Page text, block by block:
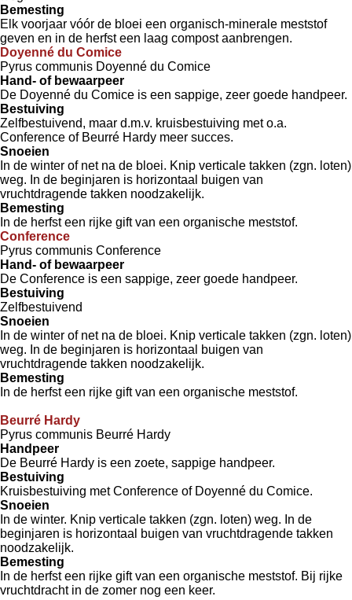
Bemesting
Elk voorjaar vóór de bloei een organisch-minerale meststof
geven en in de herfst een laag compost aanbrengen.
Doyenné du Comice
Pyrus communis Doyenné du Comice
Hand- of bewaarpeer
De Doyenné du Comice is een sappige, zeer goede handpeer.
Bestuiving
Zelfbestuivend, maar d.m.v. kruisbestuiving met o.a.
Conference of Beurré Hardy meer succes.
Snoeien
In de winter of net na de bloei. Knip verticale takken (zgn. loten)
weg. In de beginjaren is horizontaal buigen van
vruchtdragende takken noodzakelijk.
Bemesting
In de herfst een rijke gift van een organische meststof.
Conference
Pyrus communis Conference
Hand- of bewaarpeer
De Conference is een sappige, zeer goede handpeer.
Bestuiving
Zelfbestuivend
Snoeien
In de winter of net na de bloei. Knip verticale takken (zgn. loten)
weg. In de beginjaren is horizontaal buigen van
vruchtdragende takken noodzakelijk.
Bemesting
In de herfst een rijke gift van een organische meststof.
Beurré Hardy
Pyrus communis Beurré Hardy
Handpeer
De Beurré Hardy is een zoete, sappige handpeer.
Bestuiving
Kruisbestuiving met Conference of Doyenné du Comice.
Snoeien
In de winter. Knip verticale takken (zgn. loten) weg. In de
beginjaren is horizontaal buigen van vruchtdragende takken
noodzakelijk.
Bemesting
In de herfst een rijke gift van een organische meststof. Bij rijke
vruchtdracht in de zomer nog een keer.